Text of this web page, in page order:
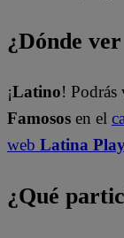
¿Dónde
¡Latino!
Famosos en el
web Latina
¿Qué